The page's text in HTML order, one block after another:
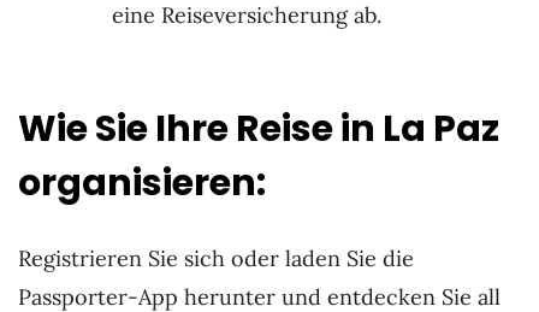
eine Reiseversicherung ab.
Wie Sie Ihre Reise in La Paz
organisieren:
Registrieren Sie sich oder laden Sie die
Passporter-App herunter und entdecken Sie all